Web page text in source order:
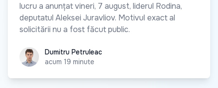
lucru a anunțat vineri, 7 august, liderul Rodina,
deputatul Aleksei Juravliov. Motivul exact al
solicitării nu a fost făcut public.
Dumitru Petruleac
Dumitru Petruleac
acum 19 minute